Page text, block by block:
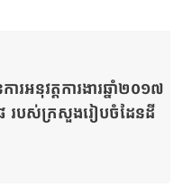
អនុវត្តការងារឆ្នាំ២០១៧
របស់ក្រសួងរៀបចំដែនដី